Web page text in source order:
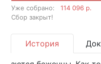
Уже собрано:
114 096 р.
Cбор закрыт!
История